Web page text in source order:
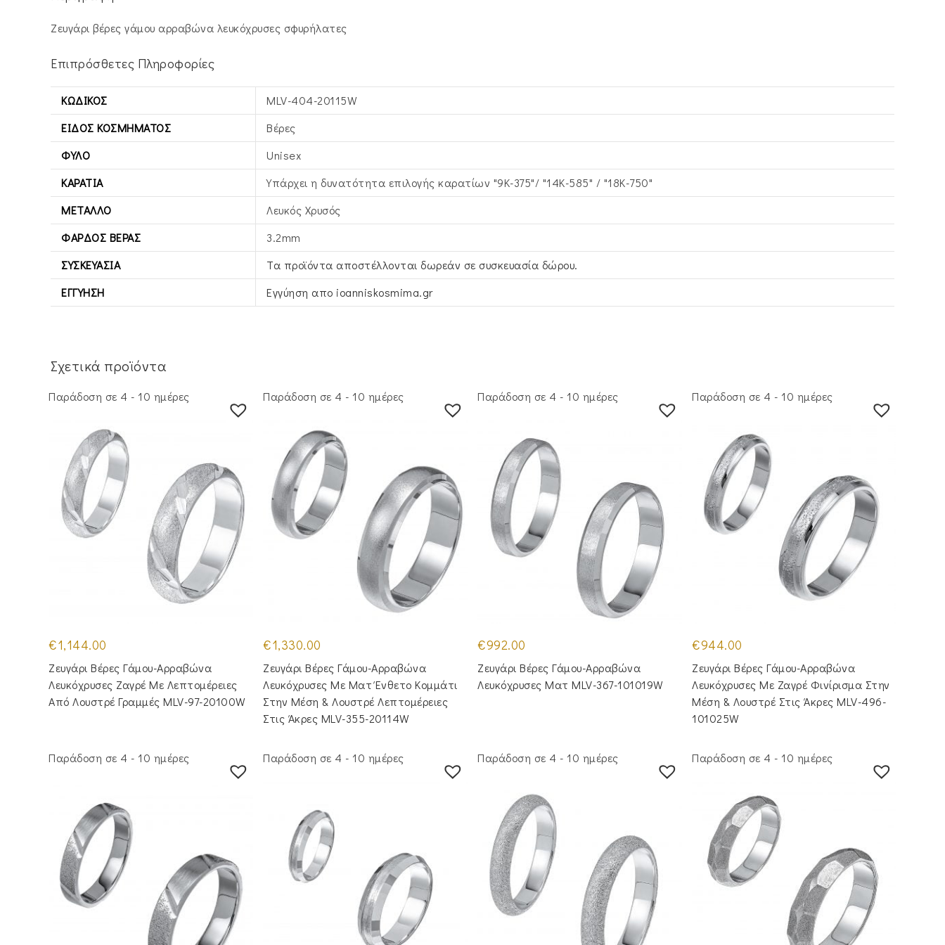
Ζευγάρι βέρες γάμου αρραβώνα λευκόχρυσες σφυρήλατες
Επιπρόσθετες Πληροφορίες
ΚΩΔΙΚΌΣ
MLV-404-20115W
ΕΊΔΟΣ ΚΟΣΜΉΜΑΤΟΣ
Βέρες
ΦΎΛΟ
Unisex
ΚΑΡΆΤΙΑ
Υπάρχει η δυνατότητα επιλογής καρατίων "9Κ-375"/ "14Κ-585" / "18Κ-750"
ΜΈΤΑΛΛΟ
Λευκός Xρυσός
ΦΆΡΔΟΣ ΒΕΡΑΣ
3.2mm
ΣΥΣΚΕΥΑΣΊΑ
Τα προϊόντα αποστέλλονται δωρεάν σε συσκευασία δώρου.
ΕΓΓΎΗΣΗ
Εγγύηση απο ioanniskosmima.gr
Σχετικά προϊόντα
Παράδοση σε 4 - 10 ημέρες
€1,144.00
Ζευγάρι Βέρες Γάμου-Αρραβώνα
Λευκόχρυσες Ζαγρέ Με Λεπτομέρειες
Από Λουστρέ Γραμμές MLV-97-20100W
Παράδοση σε 4 - 10 ημέρες
€1,330.00
Ζευγάρι Βέρες Γάμου-Αρραβώνα
Λευκόχρυσες Με Ματ Ένθετο Κομμάτι
Στην Μέση & Λουστρέ Λεπτομέρειες
Στις Άκρες MLV-355-20114W
Παράδοση σε 4 - 10 ημέρες
€992.00
Ζευγάρι Βέρες Γάμου-Αρραβώνα
Λευκόχρυσες Ματ MLV-367-101019W
Παράδοση σε 4 - 10 ημέρες
€944.00
Ζευγάρι Βέρες Γάμου-Αρραβώνα
Λευκόχρυσες Με Ζαγρέ Φινίρισμα Στην
Μέση & Λουστρέ Στις Άκρες MLV-496-
101025W
Παράδοση σε 4 - 10 ημέρες Παράδοση σε 4 - 10 ημέρες Παράδοση σε 4 - 10 ημέρες Παράδοση σε 4 - 10 ημέρες